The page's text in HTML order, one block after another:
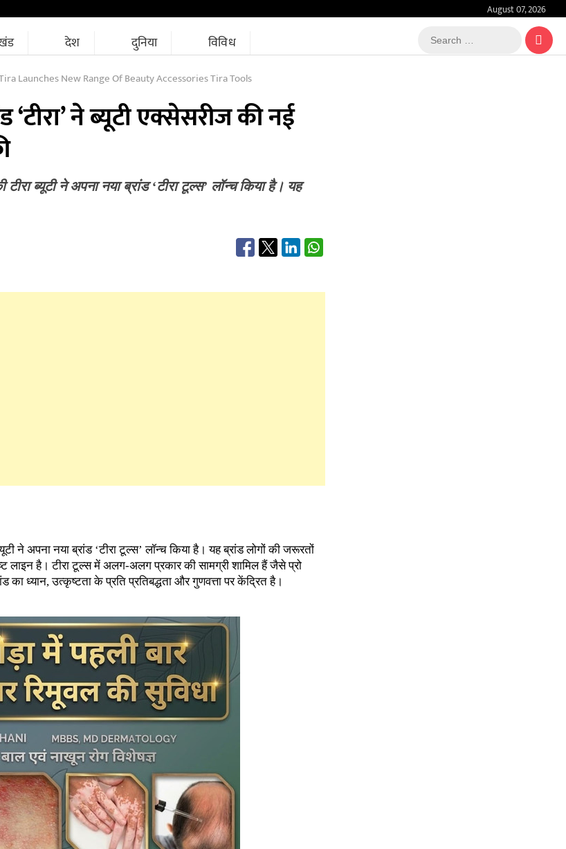
August 07, 2026
देश दुनिया विविध
Search
…
Launches New Range Of Beauty Accessories Tira Tools
‘टीरा’ ने ब्यूटी एक्सेसरीज की नई
ब्यूटी ने अपना नया ब्रांड ‘टीरा टूल्स’ लॉन्च किया है। यह
ने अपना नया ब्रांड ‘टीरा टूल्स’ लॉन्च किया है। यह ब्रांड लोगों की जरूरतों
लाइन है। टीरा टूल्स में अलग-अलग प्रकार की सामग्री शामिल हैं जैसे प्रो
ध्यान, उत्कृष्टता के प्रति प्रतिबद्धता और गुणवत्ता पर केंद्रित है।